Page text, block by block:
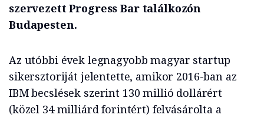
szervezett Progress Bar találkozón
Budapesten.
Az utóbbi évek legnagyobb magyar startup
sikersztoriját jelentette, amikor 2016-ban az
IBM becslések szerint 130 millió dollárért
(közel 34 milliárd forintért) felvásárolta a